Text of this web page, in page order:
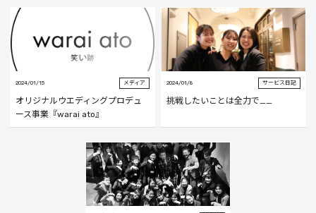
2024/01/15 メディア
オリジナルウエディングプロデュ
ース事業『warai ato』
2024/01/8 サービス日記
挑戦したいことは全力で__